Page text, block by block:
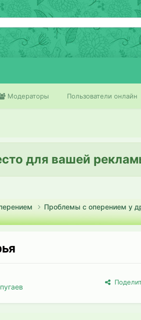
Модераторы Пользователи онлайн
для вашей
Проблемы с оперением у